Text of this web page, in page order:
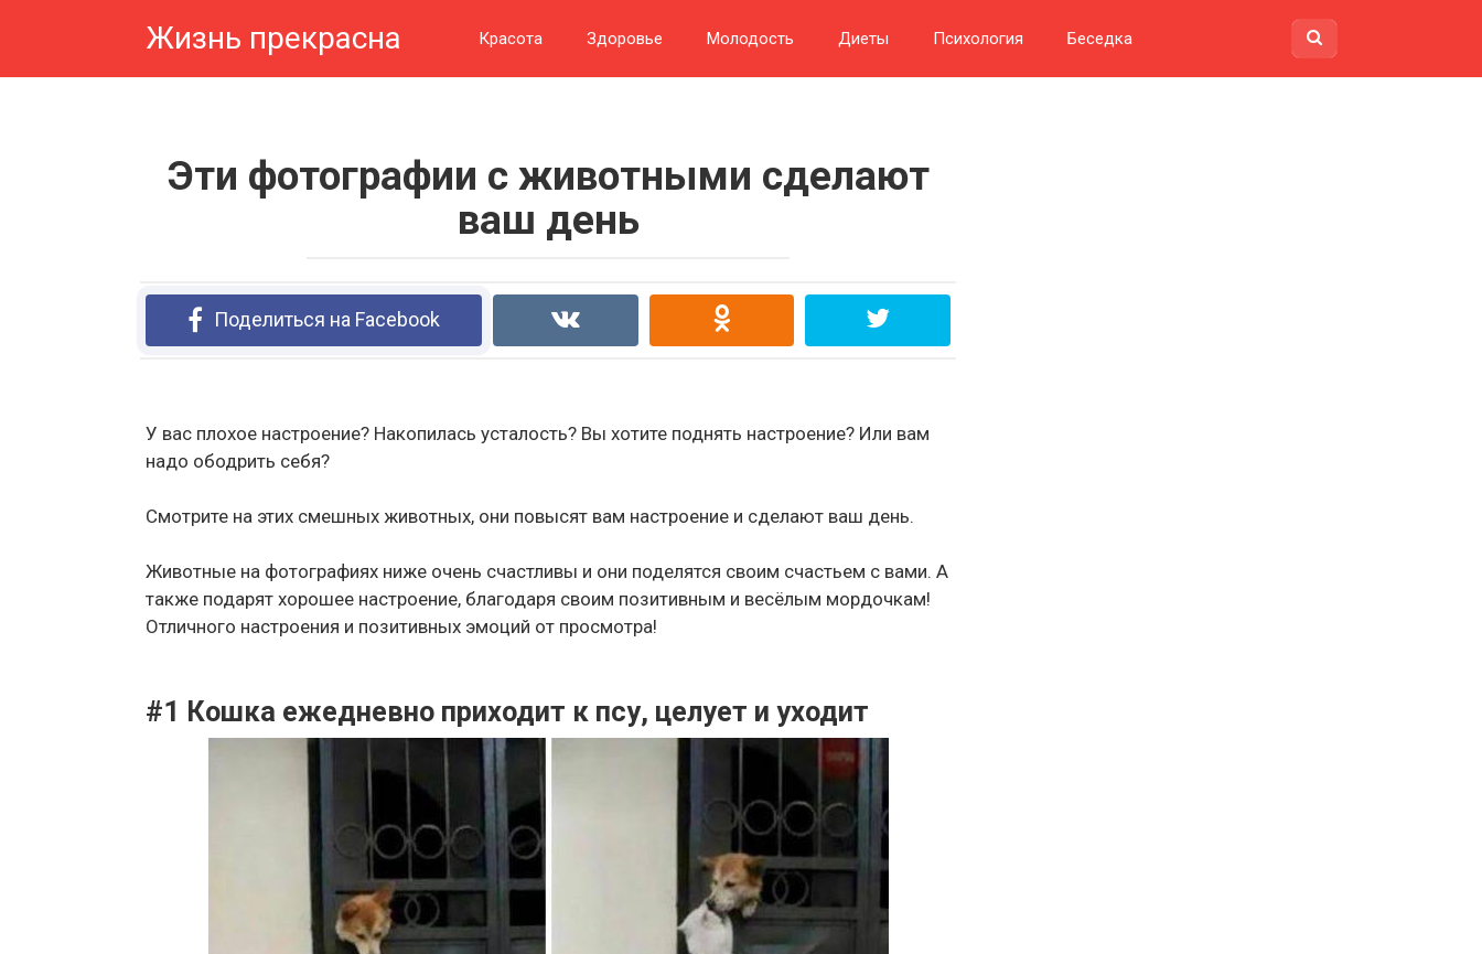
Жизнь прекрасна Красота Здоровье Молодость Диеты Психология Беседка
Эти фотографии с животными сделают
ваш день
Поделиться на Facebook
У вас плохое настроение? Накопилась усталость? Вы хотите поднять настроение? Или вам
надо ободрить себя?
Смотрите на этих смешных животных, они повысят вам настроение и сделают ваш день.
Животные на фотографиях ниже очень счастливы и они поделятся своим счастьем с вами. А
также подарят хорошее настроение, благодаря своим позитивным и весёлым мордочкам!
Отличного настроения и позитивных эмоций от просмотра!
#1 Кошка ежедневно приходит к псу, целует и уходит